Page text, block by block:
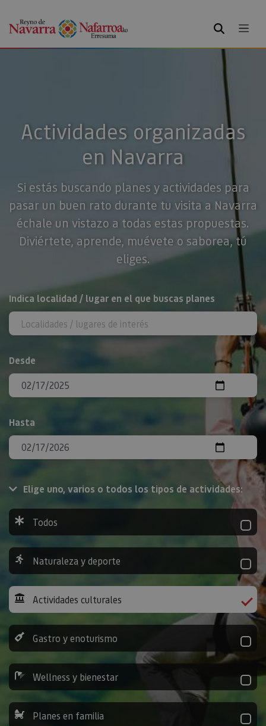
BUSCAR
Actividades organizadas
en Navarra
Si estás buscando planes y actividades para
pasar un buen rato durante tu visita a Navarra
échale un vistazo a todas estas propuestas.
Diviértete, aprende, muévete o saborea, tú
eliges.
BUSCAR
Indica localidad / lugar en el que buscas planes
Desde
Hasta
Elige uno, varios o todos los tipos de actividades:
Todos
Naturaleza y deporte
Actividades culturales
Gastro y enoturismo
Wellness y bienestar
Planes en familia